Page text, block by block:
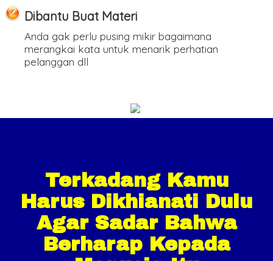
Dibantu Buat Materi
Anda gak perlu pusing mikir bagaimana
merangkai kata untuk menarik perhatian
pelanggan dll
Terkadang Kamu
Harus Dikhianati Dulu
Agar Sadar Bahwa
Berharap Kepada